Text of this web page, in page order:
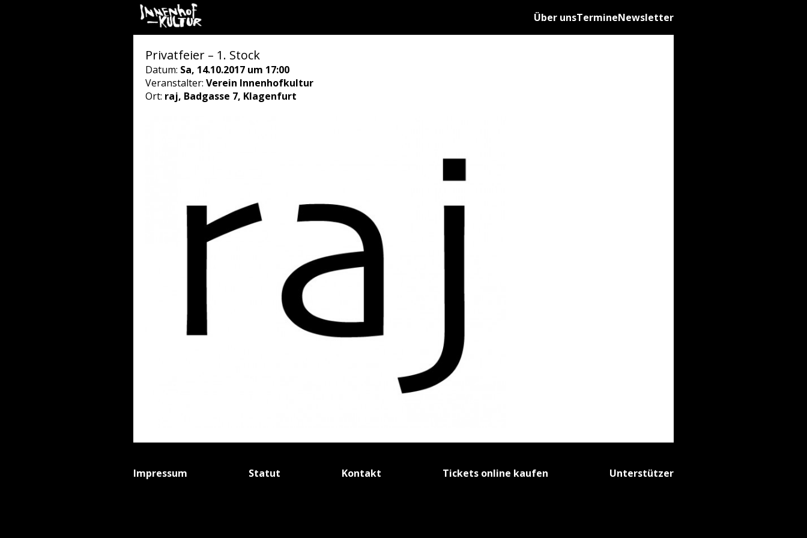
Über unsTermineNewsletter
Privatfeier – 1. Stock
Datum: Sa, 14.10.2017 um 17:00
Veranstalter: Verein Innenhofkultur
Ort: raj, Badgasse 7, Klagenfurt
Impressum Statut Kontakt Tickets online kaufen Unterstützer